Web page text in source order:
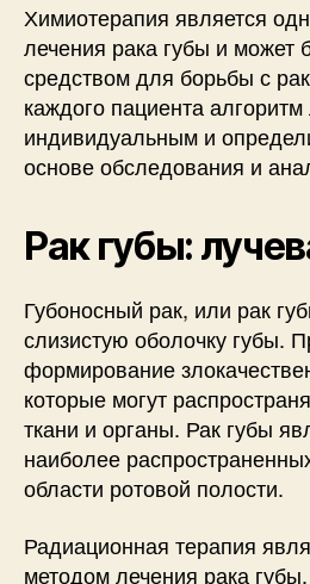
Химиотерапия является
лечения рака губы и
средством для борьбы с
каждого пациента
индивидуальным и
основе обследования и
Рак губы:
Губоносный рак, или рак
слизистую оболочку губы.
формирование
которые могут
ткани и органы. Рак губы
наиболее
области ротовой полости.
Радиационная терапия
методом лечения рака